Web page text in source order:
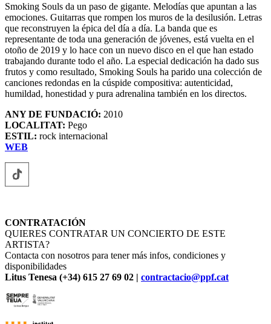
Smoking Souls da un paso de gigante. Melodías que apuntan a las
emociones. Guitarras que rompen los muros de la desilusión. Letras
que reconstruyen la épica del día a día. La banda que es
representante de toda una generación de jóvenes, está vuelta en el
otoño de 2019 y lo hace con un nuevo disco en el que han estado
trabajando durante todo el año. La especial dedicación ha dado sus
frutos y como resultado, Smoking Souls ha parido una colección de
canciones redondas en la cúspide compositiva: autenticidad,
humildad, honestidad y pura adrenalina también en los directos.
ANY DE FUNDACIÓ: 2010
LOCALITAT: Pego
ESTIL: rock internacional
WEB
CONTRATACIÓN
QUIERES CONTRATAR UN CONCIERTO DE ESTE
ARTISTA?
Contacta con nosotros para tener más infos, condiciones y
disponibilidades
Litus Tenesa (+34) 615 27 69 02 | contractacio@ppf.cat